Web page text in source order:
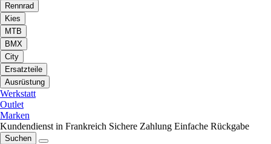
Rennrad
Kies
MTB
BMX
City
Ersatzteile
Ausrüstung
Werkstatt
Outlet
Marken
Kundendienst in Frankreich Sichere Zahlung Einfache Rückgabe
Suchen